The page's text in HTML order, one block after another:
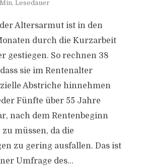
Lesedauer
Altersarmut ist in den
durch die Kurzarbeit
gestiegen. So rechnen 38
sie im Rentenalter
Abstriche hinnehmen
Fünfte über 55 Jahre
nach dem Rentenbeginn
müssen, da die
zu gering ausfallen. Das ist
Umfrage des...